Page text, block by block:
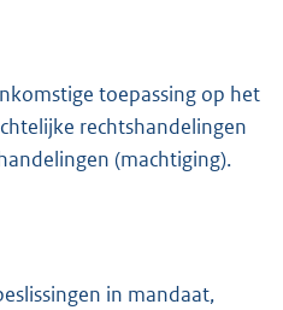
toepassing op het
rechtshandelingen
(machtiging).
in mandaat,